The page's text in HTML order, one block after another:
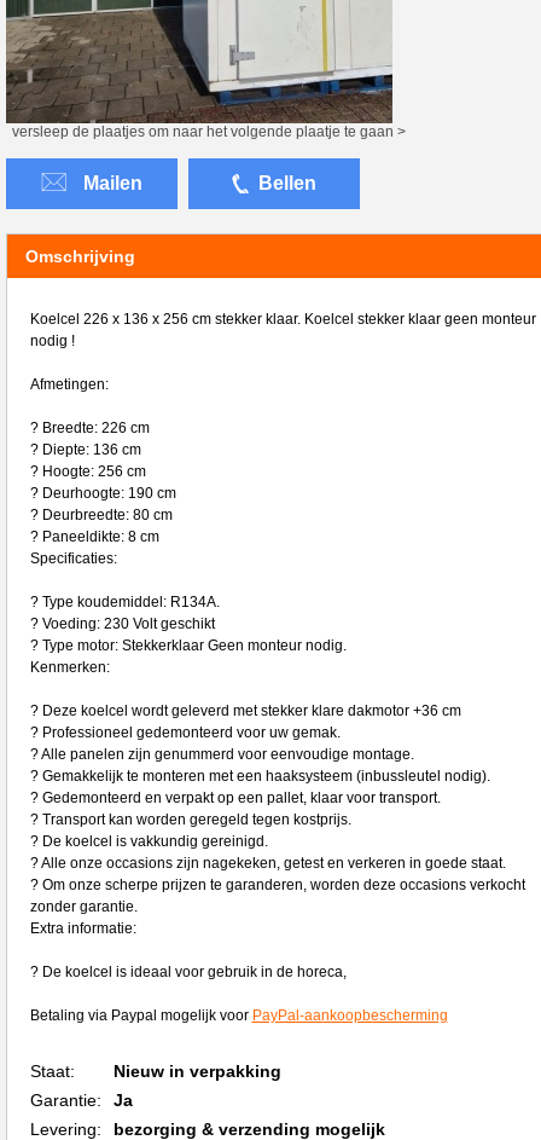
versleep de plaatjes om naar het volgende plaatje te gaan >
Mailen Bellen
Omschrijving
Koelcel 226 x 136 x 256 cm stekker klaar. Koelcel stekker klaar geen monteur
nodig !
Afmetingen:
? Breedte: 226 cm
? Diepte: 136 cm
? Hoogte: 256 cm
? Deurhoogte: 190 cm
? Deurbreedte: 80 cm
? Paneeldikte: 8 cm
Specificaties:
? Type koudemiddel: R134A.
? Voeding: 230 Volt geschikt
? Type motor: Stekkerklaar Geen monteur nodig.
Kenmerken:
? Deze koelcel wordt geleverd met stekker klare dakmotor +36 cm
? Professioneel gedemonteerd voor uw gemak.
? Alle panelen zijn genummerd voor eenvoudige montage.
? Gemakkelijk te monteren met een haaksysteem (inbussleutel nodig).
? Gedemonteerd en verpakt op een pallet, klaar voor transport.
? Transport kan worden geregeld tegen kostprijs.
? De koelcel is vakkundig gereinigd.
? Alle onze occasions zijn nagekeken, getest en verkeren in goede staat.
? Om onze scherpe prijzen te garanderen, worden deze occasions verkocht
zonder garantie.
Extra informatie:
? De koelcel is ideaal voor gebruik in de horeca,
Betaling via Paypal mogelijk voor PayPal-aankoopbescherming
Staat:
Nieuw in verpakking
Garantie:
Ja
Levering:
bezorging & verzending mogelijk